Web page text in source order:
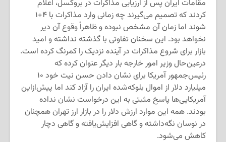
مقامات ایران پس از ارزیابی مذاکرات در بروکسل، اعلام
کردند که تصمیم می‌گیرند چه زمانی وارد مذاکرات با ۴+۱
شوند اما زمان آن مشخص نبوده و ظاهراً وقوع آن دیر
نخواهد بود. این سخنان تفاوتی با گذشته نداشته و امید
بازار برای شروع مذاکرات در آینده نزدیک را کمرنگ کرده است.
درعین‌حال وزیر امور خارجه بار دیگر عنوان کرده که
رئیس‌جمهور آمریکا برای نشان دادن حسن نیت خود ۱۰
میلیارد دلار از اموال بلوکه‌شده ایران را آزاد کند اما پیش‌ازاین
آمریکایی‌ها پاسخ مثبتی به این درخواست نشان نداده
بودند. همه این موارد ارزش دلار را در بازار ارز تهران همچنان
در نوسان نگه‌داشته و گاهی افزایش‌یافته و گاهی دچار
کاهش می‌شود.